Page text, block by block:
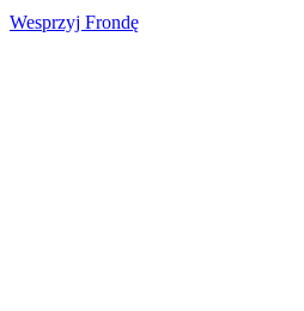
Wesprzyj Frondę